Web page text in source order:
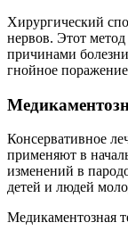
Хирургический
нервов. Этот метод
причинами
гнойное
Консервативное
применяют в
изменений в
детей и людей
Медикаментозная